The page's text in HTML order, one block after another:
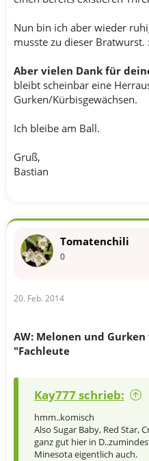
Nun bin ich aber wieder
musste zu dieser Bratwurst.
Aber vielen Dank für
bleibt scheinbar eine
Gurken/Kürbisgewächsen.
Ich bleibe am Ball.
Gruß,
Bastian
Tomatenchili
0
20. Feb. 2014
AW: Melonen und
"Fachleute
Kay777 schrieb:
hmm..komisch
Also Sugar Baby, Red Star,
ganz gut hier in
Minesota eigentlich auch.